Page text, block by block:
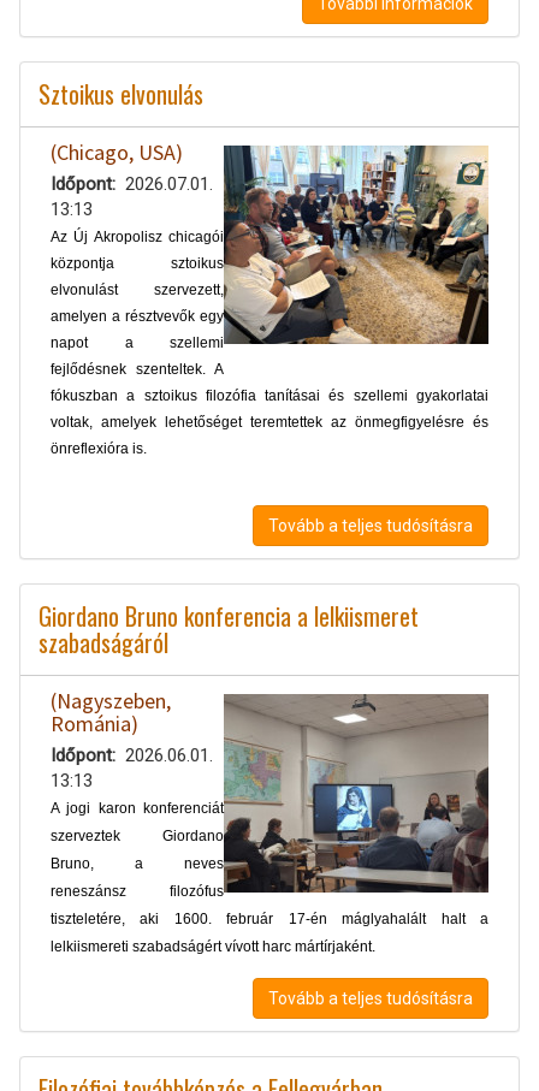
További információk
Sztoikus elvonulás
(Chicago, USA)
Időpont
2026.07.01.
13:13
Az Új Akropolisz chicagói
központja sztoikus
elvonulást szervezett,
amelyen a résztvevők egy
napot a szellemi
fejlődésnek szenteltek. A
fókuszban a sztoikus filozófia tanításai és szellemi gyakorlatai
voltak, amelyek lehetőséget teremtettek az önmegfigyelésre és
önreflexióra is.
Tovább a teljes tudósításra
Giordano Bruno konferencia a lelkiismeret
szabadságáról
(Nagyszeben,
Románia)
Időpont
2026.06.01.
13:13
A jogi karon konferenciát
szerveztek Giordano
Bruno, a neves
reneszánsz filozófus
tiszteletére, aki 1600. február 17-én máglyahalált halt a
lelkiismereti szabadságért vívott harc mártírjaként.
Tovább a teljes tudósításra